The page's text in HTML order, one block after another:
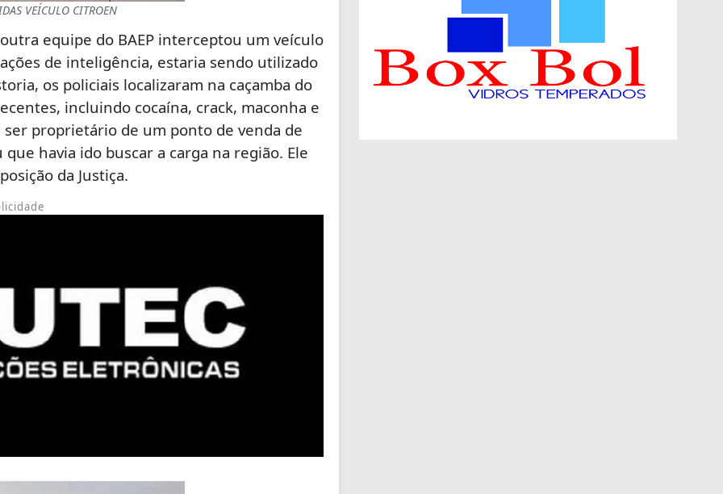
VEÍCULO CITROEN
equipe do BAEP interceptou um veículo
de inteligência, estaria sendo utilizado
os policiais localizaram na caçamba do
incluindo cocaína, crack, maconha e
proprietário de um ponto de venda de
havia ido buscar a carga na região. Ele
da Justiça.